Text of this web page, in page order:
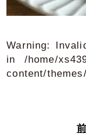
Warning:
in /home/
content/